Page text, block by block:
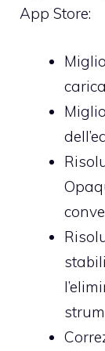
App Store: